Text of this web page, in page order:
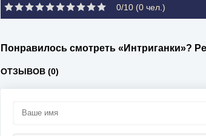
0/10 (0 чел.)
Понравилось смотреть «Интриганки»?
ОТЗЫВОВ (0)